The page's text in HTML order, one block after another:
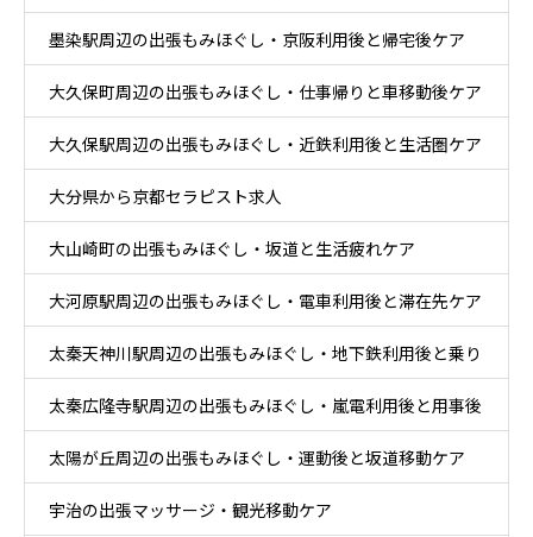
墨染駅周辺の出張もみほぐし・京阪利用後と帰宅後ケア
大久保町周辺の出張もみほぐし・仕事帰りと車移動後ケア
大久保駅周辺の出張もみほぐし・近鉄利用後と生活圏ケア
大分県から京都セラピスト求人
大山崎町の出張もみほぐし・坂道と生活疲れケア
大河原駅周辺の出張もみほぐし・電車利用後と滞在先ケア
太秦天神川駅周辺の出張もみほぐし・地下鉄利用後と乗り
換え後ケア
太秦広隆寺駅周辺の出張もみほぐし・嵐電利用後と用事後
ケア
太陽が丘周辺の出張もみほぐし・運動後と坂道移動ケア
宇治の出張マッサージ・観光移動ケア